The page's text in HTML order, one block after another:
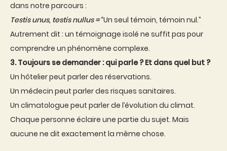
dans notre parcours :
Testis unus, testis nullus =“Un seul témoin, témoin nul.”
Autrement dit : un témoignage isolé ne suffit pas pour
comprendre un phénomène complexe.
3. Toujours se demander : qui parle ? Et dans quel but ?
Un hôtelier peut parler des réservations.
Un médecin peut parler des risques sanitaires.
Un climatologue peut parler de l’évolution du climat.
Chaque personne éclaire une partie du sujet. Mais
aucune ne dit exactement la même chose.